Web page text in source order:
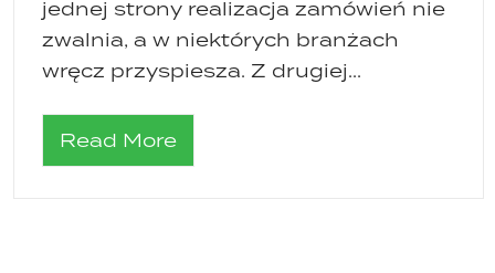
jednej strony realizacja zamówień nie
zwalnia, a w niektórych branżach
wręcz przyspiesza. Z drugiej...
Read More